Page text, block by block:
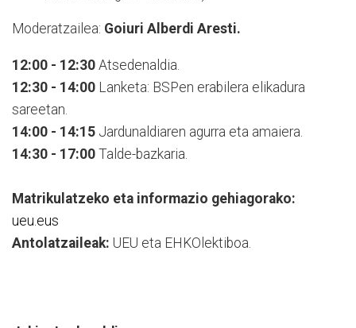
Moderatzailea: Goiuri Alberdi Aresti.
12:00 - 12:30 Atsedenaldia.
12:30 - 14:00 Lanketa: BSPen erabilera elikadura
sareetan.
14:00 - 14:15 Jardunaldiaren agurra eta amaiera.
14:30 - 17:00 Talde-bazkaria.
Matrikulatzeko eta informazio gehiagorako:
ueu.eus
Antolatzaileak: UEU eta EHKOlektiboa.